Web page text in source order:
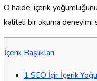
O halde, içerik
kaliteli bir okuma deneyimi
İçerik Başlıkları
1 SEO İçin İçerik